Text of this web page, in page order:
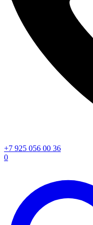
+7 925 056 00 36
0